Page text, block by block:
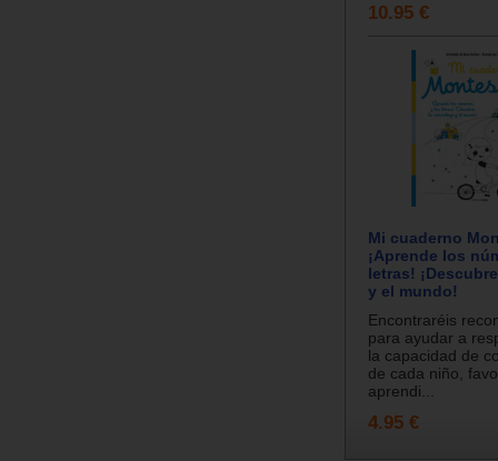
10.95 €
Mi cuaderno
¡Aprende los
letras!
y el mundo!
Encontraréis
para ayudar a
la capacidad de
de cada niño,
aprendi...
4.95 €